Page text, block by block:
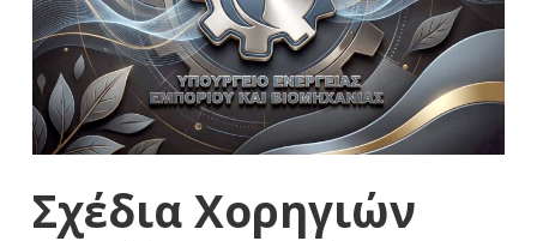
Σχέδια Χορηγιών